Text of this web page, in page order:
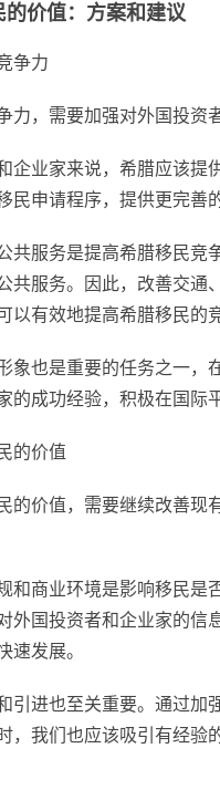
价值：方案和建议
争力
力，需要加强对外国投资
企业家来说，希腊应该提
民申请程序，提供更完善
共服务是提高希腊移民
共服务。因此，改善交通
以有效地提高希腊移民的
象也是重要的任务之一
的成功经验，积极在国际
的价值
的价值，需要继续改善
和商业环境是影响移民是
外国投资者和企业家的信
速发展。
引进也至关重要。通过加
，我们也应该吸引有经